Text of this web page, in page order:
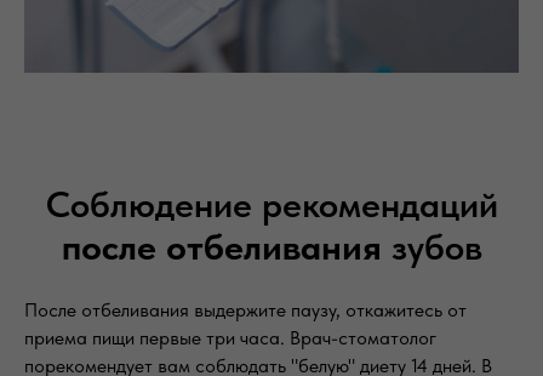
Соблюдение рекомендаций
после отбеливания зубов
После отбеливания выдержите паузу, откажитесь от
приема пищи первые три часа. Врач-стоматолог
порекомендует вам соблюдать "белую" диету 14 дней. В